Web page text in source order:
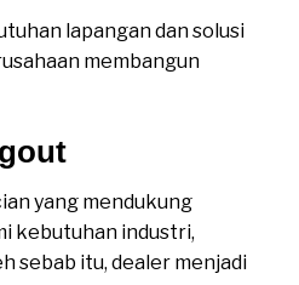
lapangan dan solusi
membangun
yang mendukung
kebutuhan industri,
sebab itu, dealer menjadi